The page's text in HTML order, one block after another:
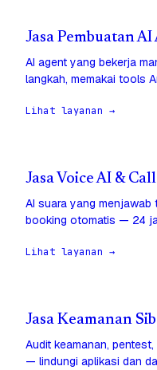
Jasa Pembuatan
AI agent yang bekerja
langkah, memakai tools
Lihat layanan →
Jasa Voice AI &
AI suara yang menjawab
booking otomatis — 24
Lihat layanan →
Jasa Keamanan
Audit keamanan,
— lindungi aplikasi dan